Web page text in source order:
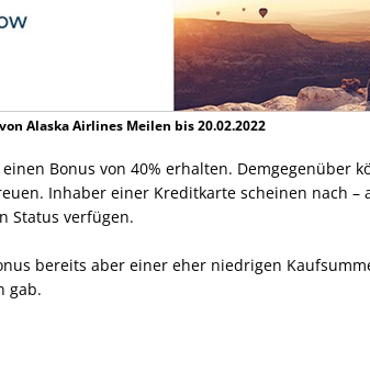
Alaska Airlines Meilen bis 20.02.2022
Bonus von 40% erhalten. Demgegenüber
Inhaber einer Kreditkarte scheinen nach
Status verfügen.
bereits aber einer eher niedrigen
gab.